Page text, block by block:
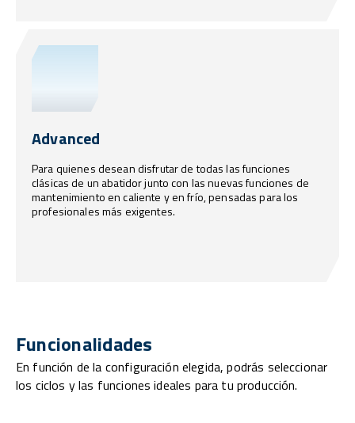
Advanced
Para quienes desean disfrutar de todas las funciones
clásicas de un abatidor junto con las nuevas funciones de
mantenimiento en caliente y en frío, pensadas para los
profesionales más exigentes.
Funcionalidades
En función de la configuración elegida, podrás seleccionar
los ciclos y las funciones ideales para tu producción.